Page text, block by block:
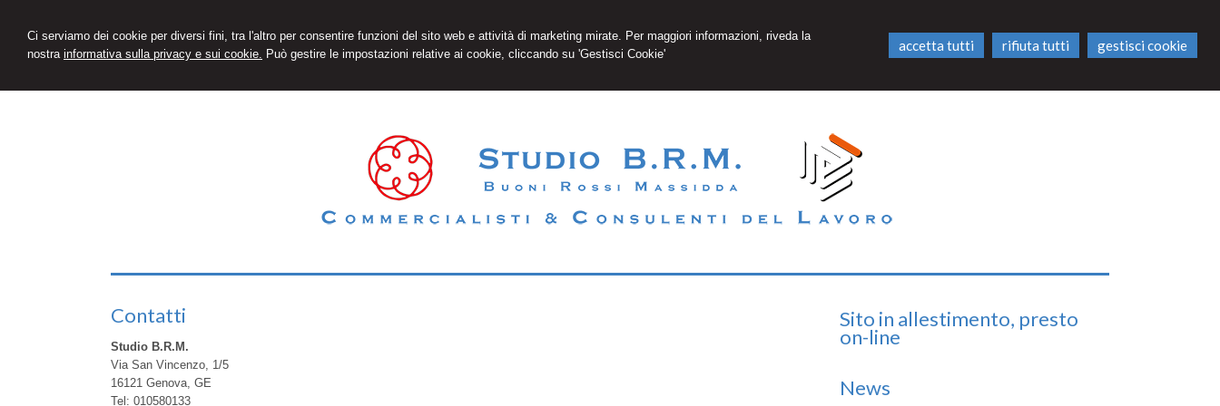
Ci serviamo dei cookie per diversi fini, tra l'altro per consentire funzioni del sito web e attività di marketing mirate. Per maggiori informazioni, riveda la
nostra informativa sulla privacy e sui cookie. Può gestire le impostazioni relative ai cookie, cliccando su 'Gestisci Cookie'
accetta tutti rifiuta tutti gestisci cookie
Contatti
Studio B.R.M.
Via San Vincenzo, 1/5
16121 Genova, GE
Tel: 010580133
Sito in allestimento, presto
on-line
News